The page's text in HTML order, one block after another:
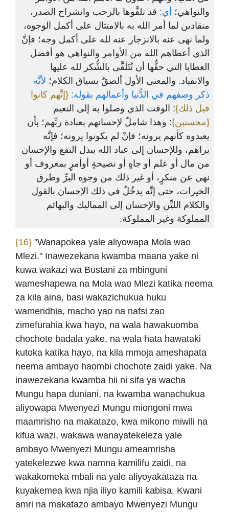
والنواهي؛ أي: قد تلقَّوها بالرحب وانشراح الصدر،
منقادين لما أمر الله به بالامتثال على أكمل الوجوه،
ولما نهى عنه بالانزجار عنه لله على أكمل وجه؛ فإنَّ
الذي أعطاهم الله من الأوامر والنواهي هو أفضل
العطايا التي حقُّها أن تُتَلَقَّى بالشُّكر لله عليها
والانقياد. والمعنى الأول ألصقُ بسياق الكلام؛ لأنَّه
ذكر وصفهم في الدُّنيا وأعمالهم بقوله: {إنَّهم كانوا
قبل ذلك}: الوقت الذي وصلوا به إلى النعيم
{محسنين}: وهذا شاملٌ لإحسانهم بعبادة ربِّهم؛ بأن
يعبدوه كأنهم يرونه؛ فإنْ لم يكونوا يرونه؛ فإنَّه
يراهم، وللإحسان إلى عباد الله ببذل النفع والإحسان
من مال أو علم أو جاهٍ أو نصيحةٍ أوأمرٍ بمعروف أو
نهي عن منكرٍ، أو غير ذلك من وجوه البرِّ وطرق
الخيرات، حتى إنَّه يدخُلُ في ذلك الإحسان بالقول
والكلام الليِّن والإحسان إلى المماليك والبهائم
المملوكة وغير المملوكة.
{16} "Wanapokea yale aliyowapa Mola wao
Mlezi." Inawezekana kwamba maana yake ni
kuwa wakazi wa Bustani za mbinguni
wameshapewa na Mola wao Mlezi katika neema
za kila aina, basi wakazichukua huku
wameridhia, macho yao na nafsi zao
zimefurahia kwa hayo, na wala hawakuomba
chochote badala yake, na wala hata hawataki
kutoka katika hayo, na kila mmoja ameshapata
neema ambayo haombi chochote zaidi yake. Na
inawezekana kwamba hii ni sifa ya wacha
Mungu hapa duniani, na kwamba wanachukua
aliyowapa Mwenyezi Mungu miongoni mwa
maamrisho na makatazo, kwa mikono miwili na
kifua wazi, wakawa wanayatekeleza yale
ambayo Mwenyezi Mungu ameamrisha
yatekelezwe kwa namna kamilifu zaidi, na
wakakomeka mbali na yale aliyoyakataza na
kuyakemea kwa njia iliyo kamili kabisa. Kwani
amri na makatazo ambayo Mwenyezi Mungu